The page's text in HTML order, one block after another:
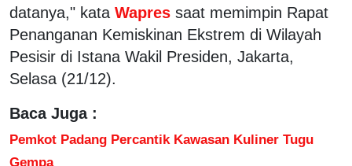
datanya," kata Wapres saat memimpin Rapat
Penanganan Kemiskinan Ekstrem di Wilayah
Pesisir di Istana Wakil Presiden, Jakarta,
Selasa (21/12).
Baca Juga :
Pemkot Padang Percantik Kawasan Kuliner Tugu
Gempa